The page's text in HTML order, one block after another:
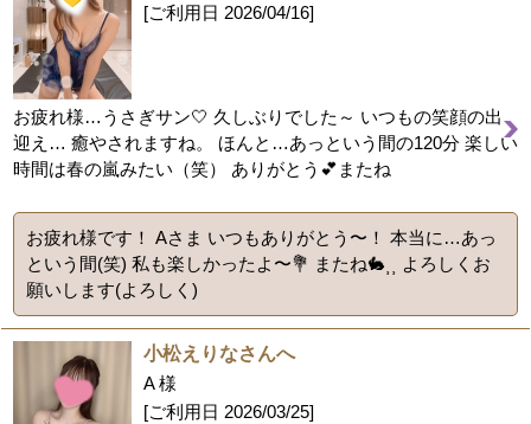
[ご利用日 2026/04/16]
お疲れ様…うさぎサン🤍 久しぶりでした～ いつもの笑顔の出
迎え… 癒やされますね。 ほんと…あっという間の120分 楽しい
時間は春の嵐みたい（笑） ありがとう💕またね
お疲れ様です！ Aさま いつもありがとう〜！ 本当に…あっ
という間(笑) 私も楽しかったよ〜💐 またね🐇⸒⸒ よろしくお
願いします(よろしく)
小松えりなさんへ
A 様
[ご利用日 2026/03/25]